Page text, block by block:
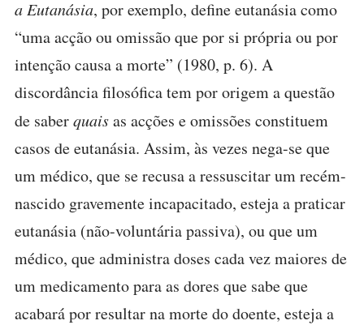
a Eutanásia, por exemplo, define eutanásia como
“uma acção ou omissão que por si própria ou por
intenção causa a morte” (1980, p. 6). A
discordância filosófica tem por origem a questão
de saberquaisas acções e omissões constituem
casos de eutanásia. Assim, às vezes nega-se que
um médico, que se recusa a ressuscitar um recém-
nascido gravemente incapacitado, esteja a praticar
eutanásia (não-voluntária passiva), ou que um
médico, que administra doses cada vez maiores de
um medicamento para as dores que sabe que
acabará por resultar na morte do doente, esteja a